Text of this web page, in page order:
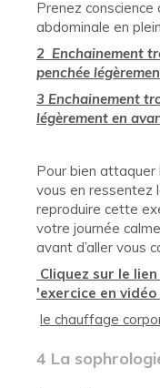
Prenez
abdominale en
2 Enchainement
penchée
3 Enchainement
légèrement en
Pour bien attaquer
vous en ressentez
reproduire cette
votre journée
avant d’aller vous
Cliquez sur le
'exercice en vidéo
le chauffage
4 La